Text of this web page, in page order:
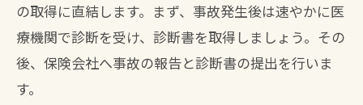
の取得に直結します。まず、事故発生後は速やかに医
療機関で診断を受け、診断書を取得しましょう。その
後、保険会社へ事故の報告と診断書の提出を行いま
す。